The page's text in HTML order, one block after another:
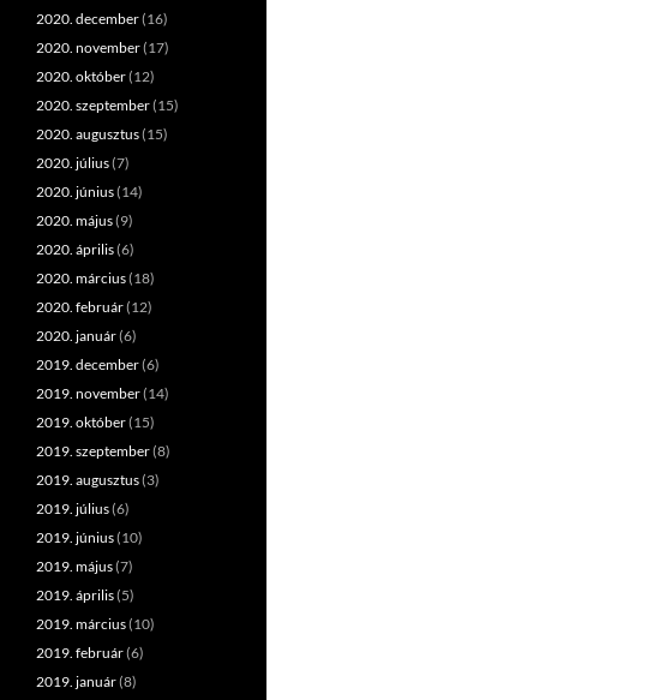
2020. december(16)
2020. november(17)
2020. október(12)
2020. szeptember(15)
2020. augusztus(15)
2020. július(7)
2020. június(14)
2020. május(9)
2020. április(6)
2020. március(18)
2020. február(12)
2020. január(6)
2019. december(6)
2019. november(14)
2019. október(15)
2019. szeptember(8)
2019. augusztus(3)
2019. július(6)
2019. június(10)
2019. május(7)
2019. április(5)
2019. március(10)
2019. február(6)
2019. január(8)